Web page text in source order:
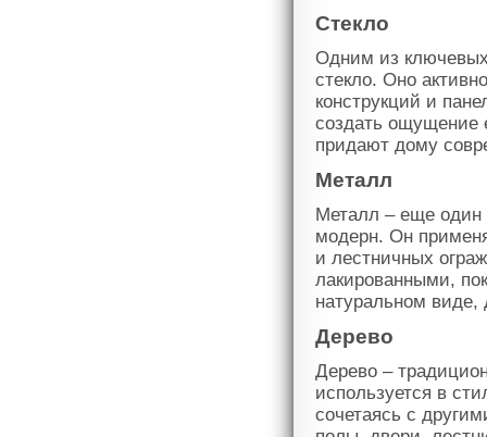
Стекло
Одним из
стекло. Оно
конструкций и
создать ощущение
придают дому
Металл
Металл – еще один
модерн. Он
и лестничных
лакированными,
натуральном виде,
Дерево
Дерево –
используется в
сочетаясь с